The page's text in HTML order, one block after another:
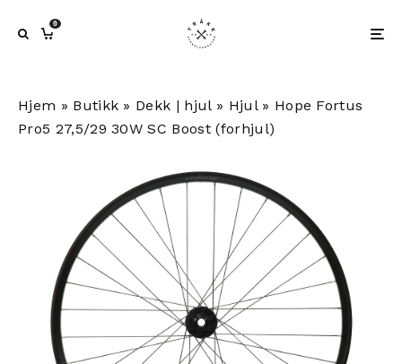
0
Hjem » Butikk » Dekk | hjul» Hjul» Hope Fortus
Pro5 27,5/29 30W SC Boost (forhjul)